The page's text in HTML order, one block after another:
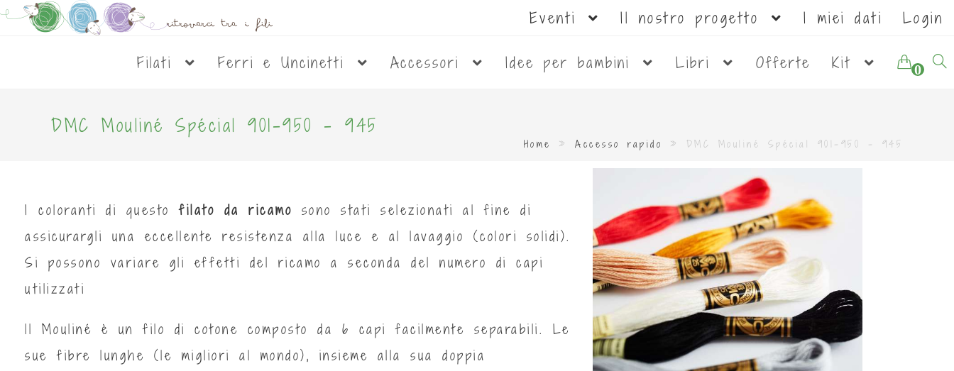
Eventi Il nostro progetto I miei dati Login
Filati Ferri e Uncinetti Accessori Idee per bambini Libri Offerte Kit 0
DMC Mouliné Spécial 901-950 - 945
Home » Accesso rapido » DMC Mouliné Spécial 901-950 - 945
I coloranti di questo filato da ricamo sono stati selezionati al fine di
assicurargli una eccellente resistenza alla luce e al lavaggio (colori solidi).
Si possono variare gli effetti del ricamo a seconda del numero di capi
utilizzati
ll Mouliné è un filo di cotone composto da 6 capi facilmente separabili. Le
sue fibre lunghe (le migliori al mondo), insieme alla sua doppia